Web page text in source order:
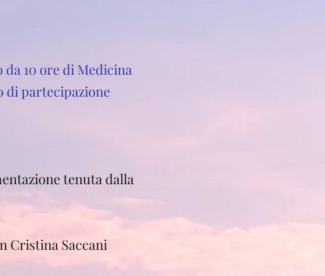
10 ore di Medicina
di partecipazione
tenuta dalla
Cristina Saccani